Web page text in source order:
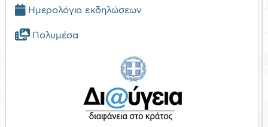
Ημερολόγιο εκδηλώσεων
Πολυμέσα